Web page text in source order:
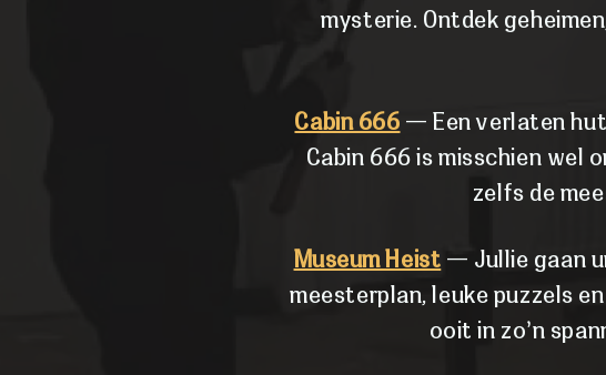
mysterie. Ontdek
Cabin 666 — Een verlaten
Cabin 666 is misschien wel
zelfs de
Museum Heist — Jullie gaan
meesterplan, leuke puzzels
ooit in zo'n